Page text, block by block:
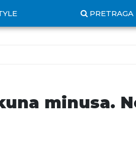
PRETRAGA
minusa.